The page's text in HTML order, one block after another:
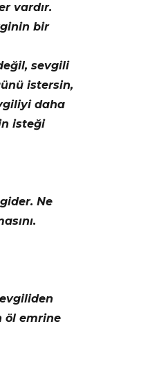
vardır.
bir
sevgili
istersin,
daha
isteği
Ne
öl emrine